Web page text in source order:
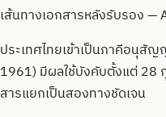
เส้นทางเอกสารหลังรับรอง —
ประเทศไทยเข้าเป็นภาคีอนุสั
1961) มีผลใช้บังคับตั้งแต่ 28
สารแยกเป็นสองทางชัดเจน